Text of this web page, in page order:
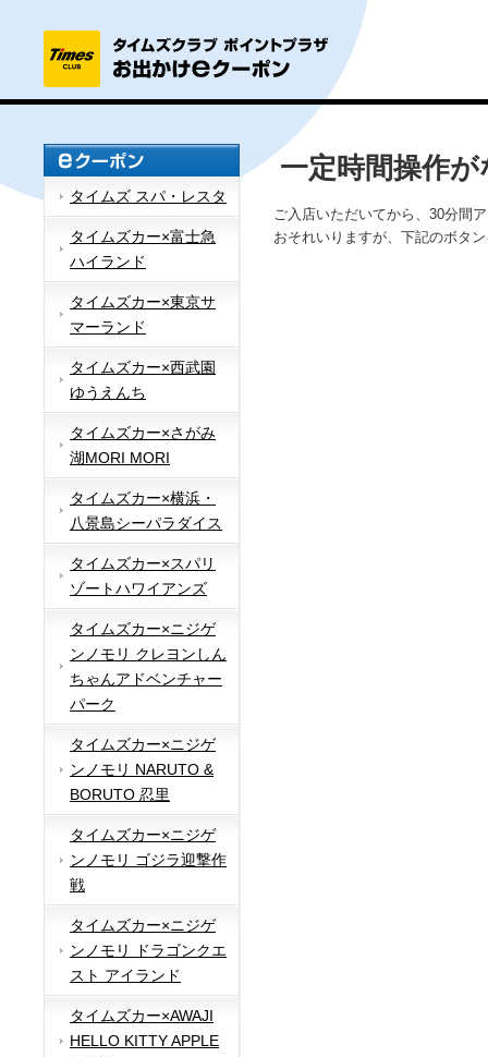
タイムズ スパ・レスタ
タイムズカー×富士急
ハイランド
タイムズカー×東京サ
マーランド
タイムズカー×西武園
ゆうえんち
タイムズカー×さがみ
湖MORI MORI
タイムズカー×横浜・
八景島シーパラダイス
タイムズカー×スパリ
ゾートハワイアンズ
タイムズカー×ニジゲ
ンノモリ クレヨンしん
ちゃんアドベンチャー
パーク
タイムズカー×ニジゲ
ンノモリ NARUTO &
BORUTO 忍里
タイムズカー×ニジゲ
ンノモリ ゴジラ迎撃作
戦
タイムズカー×ニジゲ
ンノモリ ドラゴンクエ
スト アイランド
タイムズカー×AWAJI
HELLO KITTY APPLE
一定時間操作
ご入店いただいてから、30分間
おそれいりますが、下記のボタ